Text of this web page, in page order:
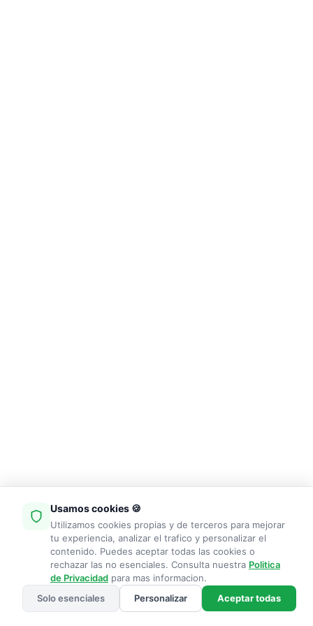
Usamos cookies 🍪
Utilizamos cookies propias y de terceros para mejorar
tu experiencia, analizar el trafico y personalizar el
contenido. Puedes aceptar todas las cookies o
rechazar las no esenciales. Consulta nuestra Politica
de Privacidad para mas informacion.
Solo esenciales
Personalizar Aceptar todas